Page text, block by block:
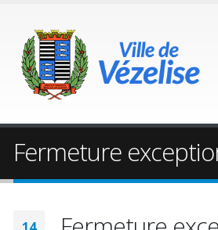
Fermeture